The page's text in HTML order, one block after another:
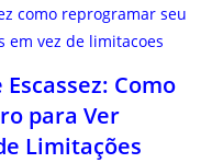
Como
para Ver
Limitações